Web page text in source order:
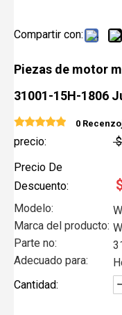
Compartir con:
Piezas de motor
31001-15H-1806
0
precio: $
Precio De
Descuento:
Modelo:
Marca del producto:
Parte no:
Adecuado para:
Cantidad: